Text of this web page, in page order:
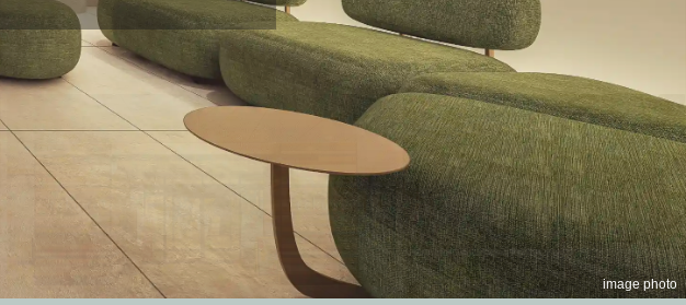
image photo
all image photo